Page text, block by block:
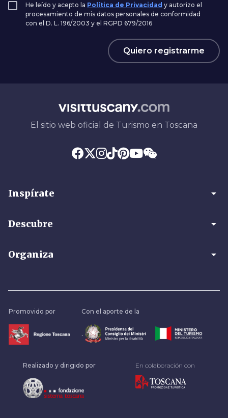
He leído y acepto la Política de Privacidad y autorizo el
procesamiento de mis datos personales de conformidad
con el D. L. 196/2003 y el RGPD 679/2016
Quiero registrarme
El sitio web oficial de Turismo en Toscana
Inspírate arrow_drop_down
Descubre arrow_drop_down
Organiza arrow_drop_down
Promovido por Con el aporte de la
.
Realizado y dirigido por En colaboración con